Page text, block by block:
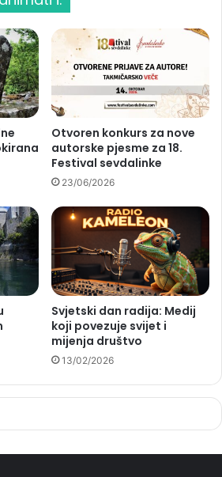
Otvoren konkurs za nove
autorske pjesme za 18.
Festival sevdalinke
23/06/2026
Svjetski dan radija: Medij
koji povezuje svijet i
mijenja društvo
13/02/2026